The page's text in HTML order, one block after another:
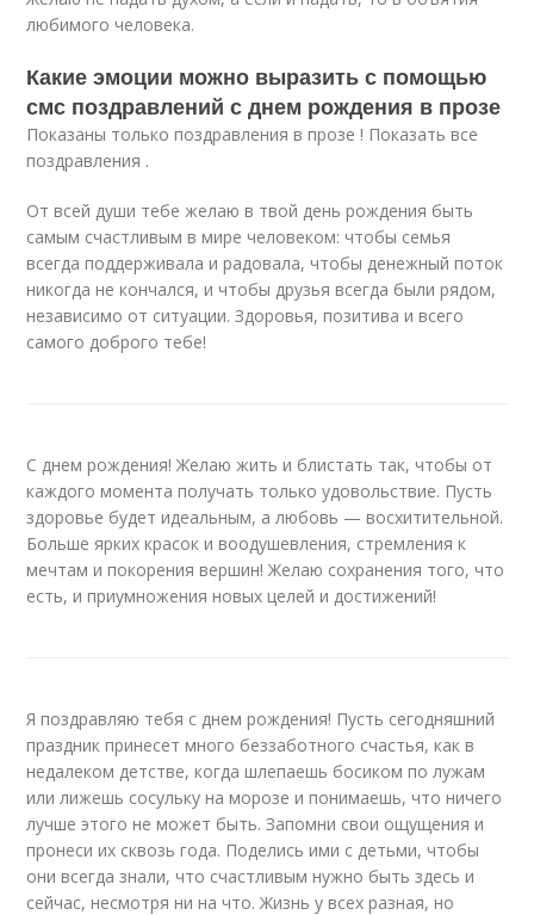
любимого человека.
Какие эмоции можно выразить с помощью
смс поздравлений с днем рождения в прозе
Показаны только поздравления в прозе ! Показать все
поздравления .
От всей души тебе желаю в твой день рождения быть
самым счастливым в мире человеком: чтобы семья
всегда поддерживала и радовала, чтобы денежный поток
никогда не кончался, и чтобы друзья всегда были рядом,
независимо от ситуации. Здоровья, позитива и всего
самого доброго тебе!
С днем рождения! Желаю жить и блистать так, чтобы от
каждого момента получать только удовольствие. Пусть
здоровье будет идеальным, а любовь — восхитительной.
Больше ярких красок и воодушевления, стремления к
мечтам и покорения вершин! Желаю сохранения того, что
есть, и приумножения новых целей и достижений!
Я поздравляю тебя с днем рождения! Пусть сегодняшний
праздник принесет много беззаботного счастья, как в
недалеком детстве, когда шлепаешь босиком по лужам
или лижешь сосульку на морозе и понимаешь, что ничего
лучше этого не может быть. Запомни свои ощущения и
пронеси их сквозь года. Поделись ими с детьми, чтобы
они всегда знали, что счастливым нужно быть здесь и
сейчас, несмотря ни на что. Жизнь у всех разная, но